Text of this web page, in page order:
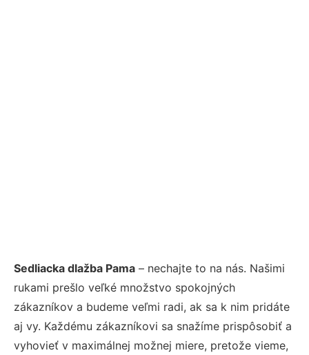
Sedliacka dlažba Pama – nechajte to na nás. Našimi
rukami prešlo veľké množstvo spokojných
zákazníkov a budeme veľmi radi, ak sa k nim pridáte
aj vy. Každému zákazníkovi sa snažíme prispôsobiť a
vyhovieť v maximálnej možnej miere, pretože vieme,